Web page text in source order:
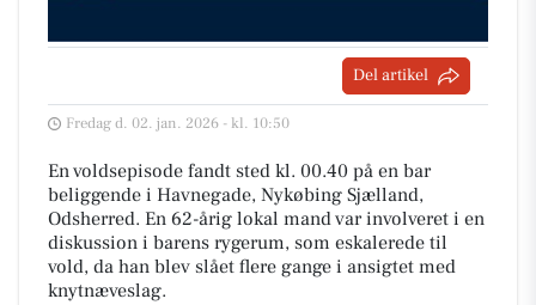
Del artikel
Fredag d. 02. jan. 2026 - kl. 10:50
En voldsepisode fandt sted kl. 00.40 på en bar
beliggende i Havnegade, Nykøbing Sjælland,
Odsherred. En 62-årig lokal mand var involveret i en
diskussion i barens rygerum, som eskalerede til
vold, da han blev slået flere gange i ansigtet med
knytnæveslag.